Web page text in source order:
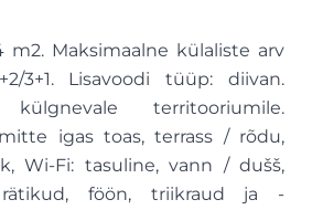
m2. Maksimaalne külaliste arv
3+1. Lisavoodi tüüp: diivan.
territooriumile.
igas toas, terrass / rõdu,
Wi-Fi: tasuline, vann / dušš,
föön, triikraud ja -